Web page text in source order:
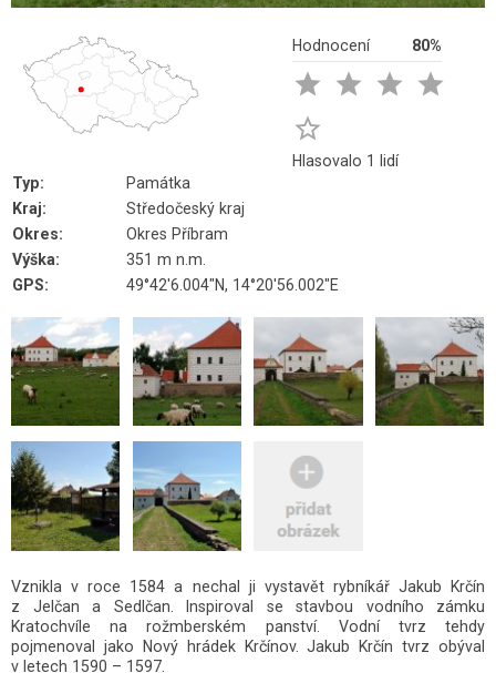
Hodnocení 80%
   

Hlasovalo 1 lidí
Typ:
Památka
Kraj:
Středočeský kraj
Okres:
Okres Příbram
Výška:
351 m n.m.
GPS:
49°42'6.004"N, 14°20'56.002"E
Vznikla v roce 1584 a nechal ji vystavět rybníkář Jakub Krčín
z Jelčan a Sedlčan. Inspiroval se stavbou vodního zámku
Kratochvíle na rožmberském panství. Vodní tvrz tehdy
pojmenoval jako Nový hrádek Krčínov. Jakub Krčín tvrz obýval
v letech 1590 – 1597.